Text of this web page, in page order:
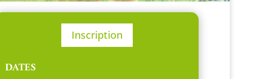
Inscription
DATES